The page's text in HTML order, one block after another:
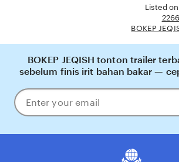
Listed
BOKEP
BOKEP JEQISH tonton trailer
sebelum finis irit bahan bakar —
Enter
your